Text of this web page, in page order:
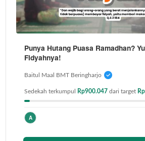
Punya Hutang Puasa Ramadhan?
Fidyahnya!
Baitul Maal BMT Beringharjo
Sedekah terkumpul Rp900.047 dari target
A